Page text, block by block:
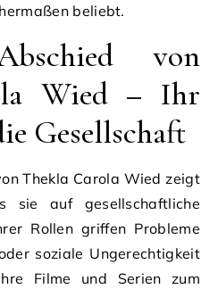
beliebt.
von
Wied – Ihr
Gesellschaft
Thekla Carola Wied zeigt
sie auf gesellschaftliche
Rollen griffen Probleme
soziale Ungerechtigkeit
Filme und Serien zum